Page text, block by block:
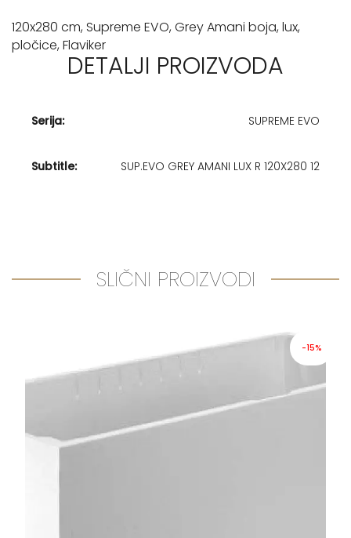
120x280 cm, Supreme EVO, Grey Amani boja, lux,
pločice, Flaviker
DETALJI PROIZVODA
Serija: SUPREME EVO
Subtitle: SUP.EVO GREY AMANI LUX R 120X280 12
SLIČNI PROIZVODI
-15%